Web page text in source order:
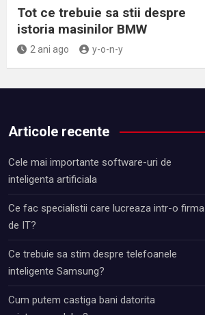
Tot ce trebuie sa stii despre
istoria masinilor BMW
2 ani ago y-o-n-y
Articole recente
Cele mai importante software-uri de
inteligenta artificiala
Ce fac specialistii care lucreaza intr-o firma
de IT?
Ce trebuie sa stim despre telefoanele
inteligente Samsung?
Cum putem castiga bani datorita